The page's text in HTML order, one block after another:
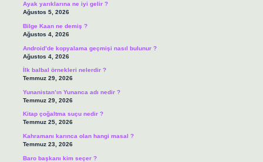
Ayak yarıklarına ne iyi gelir ?
Ağustos 5, 2026
Bilge Kaan ne demiş ?
Ağustos 4, 2026
Android’de kopyalama geçmişi nasıl bulunur ?
Ağustos 4, 2026
İlk balbal örnekleri nelerdir ?
Temmuz 29, 2026
Yunanistan’ın Yunanca adı nedir ?
Temmuz 29, 2026
Kitap çoğaltma suçu nedir ?
Temmuz 25, 2026
Kahramanı karınca olan hangi masal ?
Temmuz 23, 2026
Baro başkanı kim seçer ?